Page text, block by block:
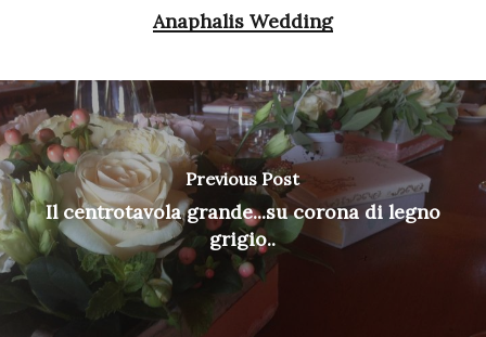
Anaphalis Wedding
Previous Post
Il centrotavola grande...su corona di legno
grigio..